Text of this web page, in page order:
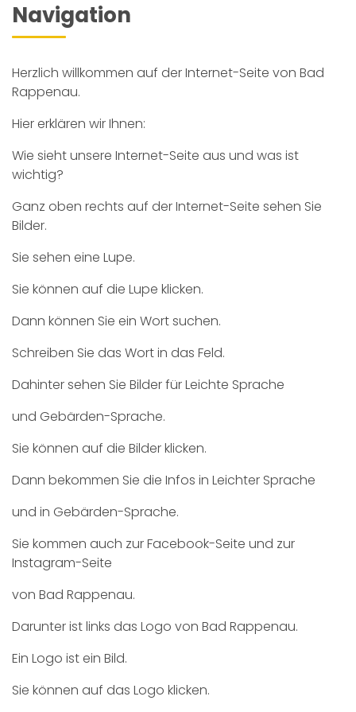
Navigation
Herzlich willkommen auf der Internet-Seite von Bad
Rappenau.
Hier erklären wir Ihnen:
Wie sieht unsere Internet-Seite aus und was ist
wichtig?
Ganz oben rechts auf der Internet-Seite sehen Sie
Bilder.
Sie sehen eine Lupe.
Sie können auf die Lupe klicken.
Dann können Sie ein Wort suchen.
Schreiben Sie das Wort in das Feld.
Dahinter sehen Sie Bilder für Leichte Sprache
und Gebärden-Sprache.
Sie können auf die Bilder klicken.
Dann bekommen Sie die Infos in Leichter Sprache
und in Gebärden-Sprache.
Sie kommen auch zur Facebook-Seite und zur
Instagram-Seite
von Bad Rappenau.
Darunter ist links das Logo von Bad Rappenau.
Ein Logo ist ein Bild.
Sie können auf das Logo klicken.